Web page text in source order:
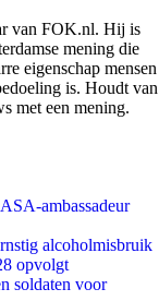
van FOK.nl. Hij is
mening die
eigenschap mensen
is. Houdt van
met een mening.
ambassadeur
alcoholmisbruik
opvolgt
soldaten voor